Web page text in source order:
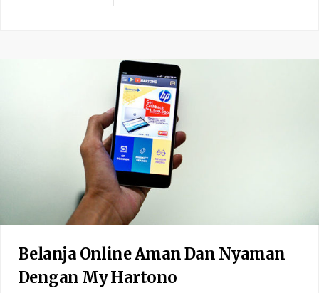
Belanja Online Aman Dan Nyaman
Dengan My Hartono